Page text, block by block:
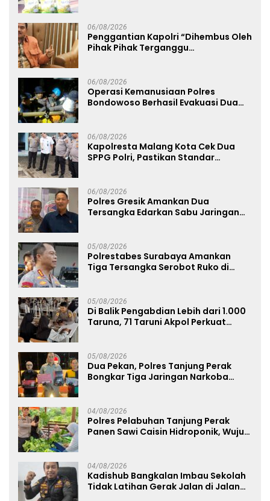
06/08/2026
Penggantian Kapolri “Dihembus Oleh
Pihak Pihak Terganggu
06/08/2026
Operasi Kemanusiaan Polres
Bondowoso Berhasil Evakuasi Dua
06/08/2026
Kapolresta Malang Kota Cek Dua
SPPG Polri, Pastikan Standar
06/08/2026
Polres Gresik Amankan Dua
Tersangka Edarkan Sabu Jaringan
05/08/2026
Polrestabes Surabaya Amankan
Tiga Tersangka Serobot Ruko di
05/08/2026
Di Balik Pengabdian Lebih dari 1.000
Taruna, 71 Taruni Akpol Perkuat
05/08/2026
Dua Pekan, Polres Tanjung Perak
Bongkar Tiga Jaringan Narkoba
04/08/2026
Polres Pelabuhan Tanjung Perak
Panen Sawi Caisin Hidroponik, Wujud
04/08/2026
Kadishub Bangkalan Imbau Sekolah
Tidak Latihan Gerak Jalan di Jalan